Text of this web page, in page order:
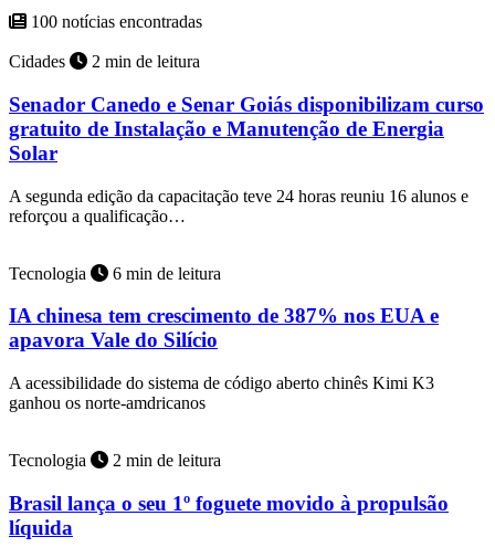
100 notícias encontradas
Cidades 2 min de leitura
Senador Canedo e Senar Goiás disponibilizam curso
gratuito de Instalação e Manutenção de Energia
Solar
A segunda edição da capacitação teve 24 horas reuniu 16 alunos e
reforçou a qualificação…
Tecnologia 6 min de leitura
IA chinesa tem crescimento de 387% nos EUA e
apavora Vale do Silício
A acessibilidade do sistema de código aberto chinês Kimi K3
ganhou os norte-amdricanos
Tecnologia 2 min de leitura
Brasil lança o seu 1º foguete movido à propulsão
líquida